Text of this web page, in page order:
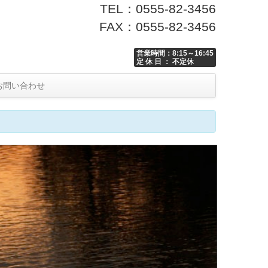
TEL：0555-82-3456
FAX：0555-82-3456
営業時間：8:15～16:45
定 休 日 ： 不定休
い合わせ